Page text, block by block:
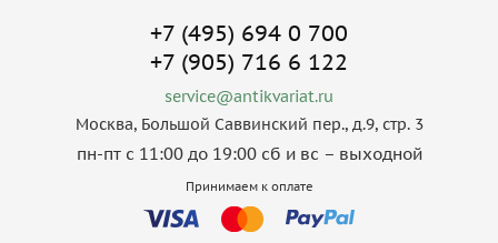
+7 (495) 694 0 700
+7 (905) 716 6 122
service@antikvariat.ru
Москва, Большой Саввинский пер., д.9, стр. 3
пн-пт с 11:00 до 19:00 сб и вс – выходной
Принимаем к оплате